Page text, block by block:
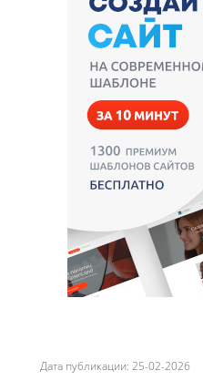
Дата публикации: 25-02-2026